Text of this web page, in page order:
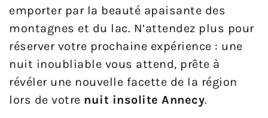
emporter par la beauté apaisante des
montagnes et du lac. N’attendez plus pour
réserver votre prochaine expérience : une
nuit inoubliable vous attend, prête à
révéler une nouvelle facette de la région
lors de votre nuit insolite Annecy.